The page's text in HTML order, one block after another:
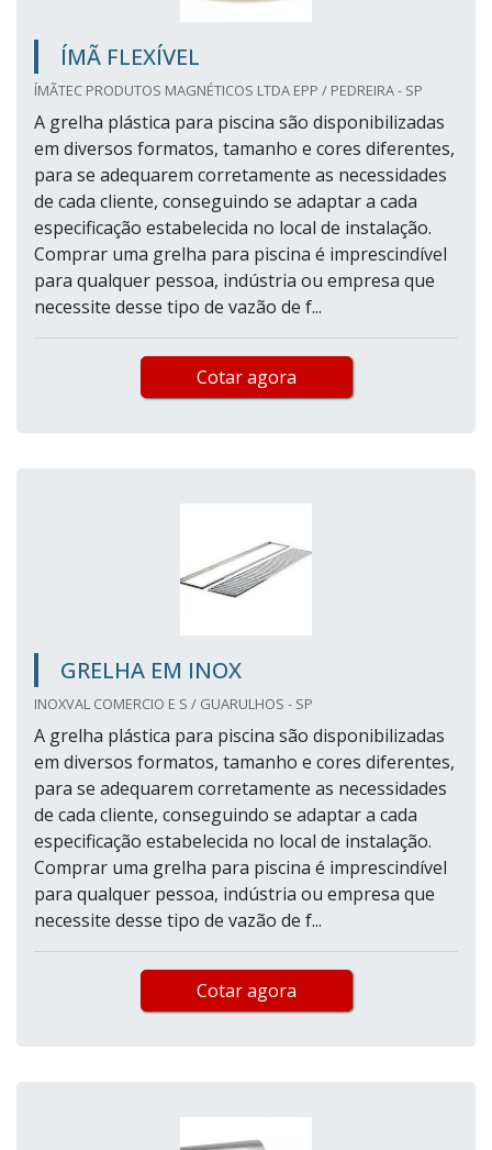
ÍMÃ FLEXÍVEL
ÍMÃTEC PRODUTOS MAGNÉTICOS LTDA EPP / PEDREIRA - SP
A grelha plástica para piscina são disponibilizadas
em diversos formatos, tamanho e cores diferentes,
para se adequarem corretamente as necessidades
de cada cliente, conseguindo se adaptar a cada
especificação estabelecida no local de instalação.
Comprar uma grelha para piscina é imprescindível
para qualquer pessoa, indústria ou empresa que
necessite desse tipo de vazão de f...
Cotar agora
GRELHA EM INOX
INOXVAL COMERCIO E S / GUARULHOS - SP
A grelha plástica para piscina são disponibilizadas
em diversos formatos, tamanho e cores diferentes,
para se adequarem corretamente as necessidades
de cada cliente, conseguindo se adaptar a cada
especificação estabelecida no local de instalação.
Comprar uma grelha para piscina é imprescindível
para qualquer pessoa, indústria ou empresa que
necessite desse tipo de vazão de f...
Cotar agora